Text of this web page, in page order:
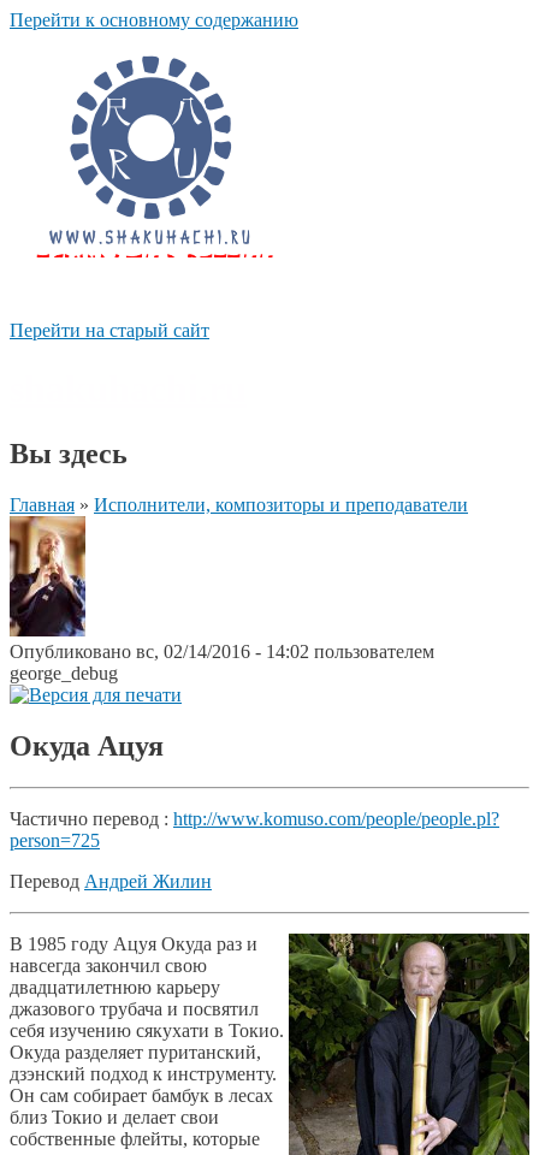
Перейти к основному содержанию
Перейти на старый сайт
Вы здесь
Главная » Исполнители, композиторы и преподаватели
Опубликовано вс, 02/14/2016 - 14:02 пользователем
george_debug
Окуда Ацуя
Частично перевод : http://www.komuso.com/people/people.pl?
person=725
Перевод Андрей Жилин
В 1985 году Ацуя Окуда раз и
навсегда закончил свою
двадцатилетнюю карьеру
джазового трубача и посвятил
себя изучению сякухати в Токио.
Окуда разделяет пуританский,
дзэнский подход к инструменту.
Он сам собирает бамбук в лесах
близ Токио и делает свои
собственные флейты, которые